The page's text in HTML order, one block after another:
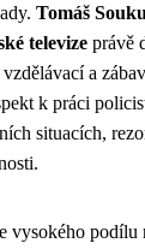
Tomáš
televize právě
a
k práci
situacích,
vysokého podílu